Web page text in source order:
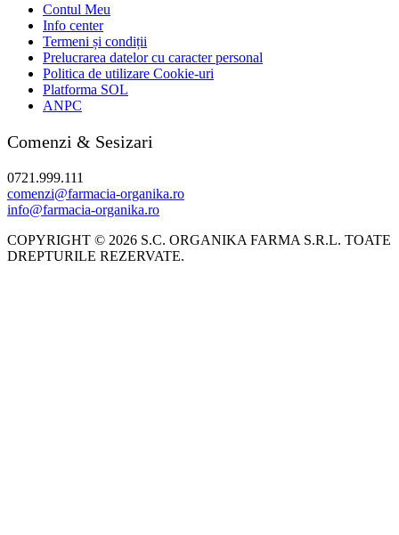
Contul Meu
Info center
Termeni și condiții
Prelucrarea datelor cu caracter personal
Politica de utilizare Cookie-uri
Platforma SOL
ANPC
Comenzi & Sesizari
0721.999.111
comenzi@farmacia-organika.ro
info@farmacia-organika.ro
COPYRIGHT © 2026 S.C. ORGANIKA FARMA S.R.L. TOATE
DREPTURILE REZERVATE.